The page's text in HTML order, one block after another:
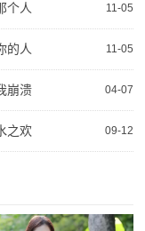
11-05
个人
11-05
的人
04-07
崩溃
09-12
之欢